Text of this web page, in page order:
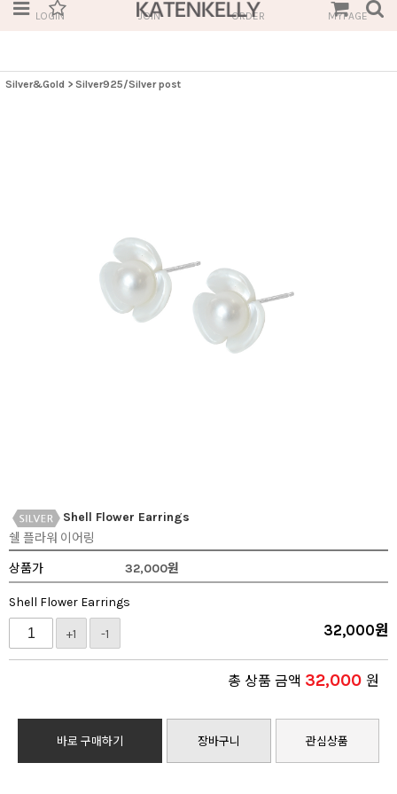
LOGIN JOIN ORDER MYPAGE
Silver&Gold > Silver925/Silver post
Shell Flower Earrings
쉘 플라워 이어링
상품가
32,000원
Shell Flower Earrings
+1 -1 32,000원
총 상품 금액 32,000 원
바로 구매하기 장바구니 관심상품